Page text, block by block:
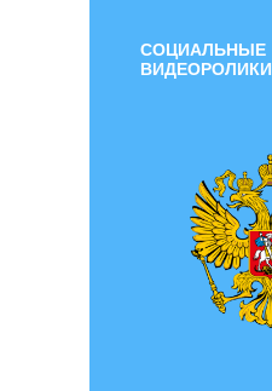
СОЦИАЛЬНЫЕ
ВИДЕОРОЛИКИ